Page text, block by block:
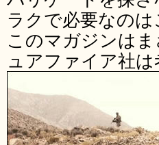
ラクで必要なの
このマガジンは
ュアファイア社